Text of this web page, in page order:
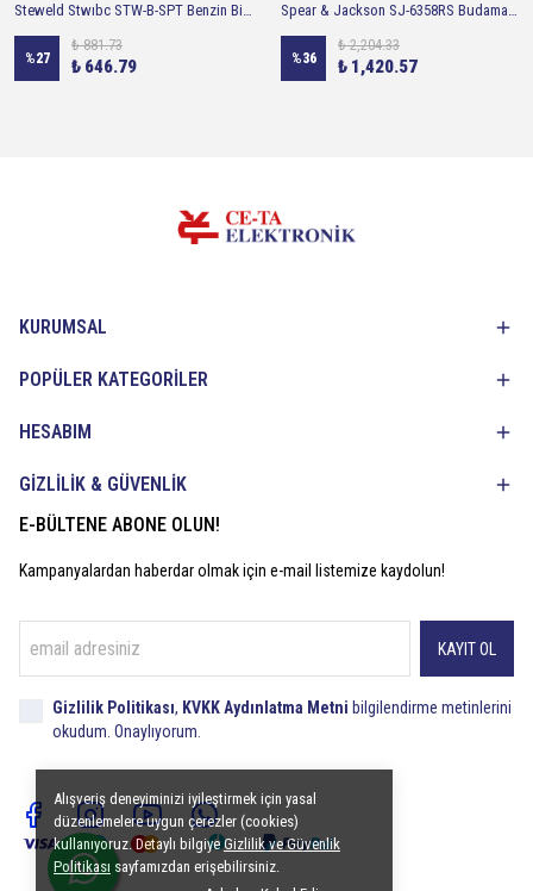
Alışveriş deneyiminizi iyileştirmek için yasal
düzenlemelere uygun çerezler (cookies)
kullanıyoruz. Detaylı bilgiyeGizlilik ve Güvenlik
Politikası sayfamızdan erişebilirsiniz.
Steweld Stwıbc STW-B-SPT Benzin Bidonu İbiği
%27
₺ 881.73
₺ 646.79
Spear & Jackson SJ-6358RS Budama Makası Anvil Cırcırlı
%36
₺ 2,204.33
₺ 1,420.57
KURUMSAL
POPÜLER KATEGORİLER
HESABIM
GİZLİLİK & GÜVENLİK
E-BÜLTENE ABONE OLUN!
Kampanyalardan haberdar olmak için e-mail listemize kaydolun!
KAYIT OL
Gizlilik Politikası, KVKK Aydınlatma Metni bilgilendirme metinlerini
okudum. Onaylıyorum.